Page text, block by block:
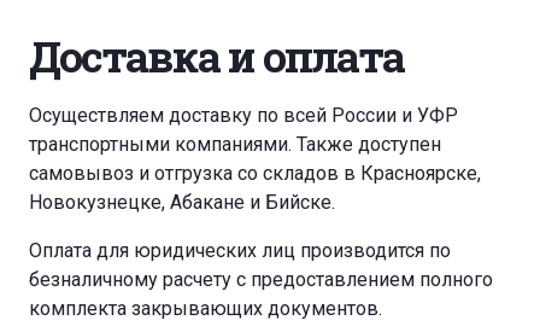
Доставка и оплата
Осуществляем доставку по всей России и УФР
транспортными компаниями. Также доступен
самовывоз и отгрузка со складов в Красноярске,
Новокузнецке, Абакане и Бийске.
Оплата для юридических лиц производится по
безналичному расчету с предоставлением полного
комплекта закрывающих документов.